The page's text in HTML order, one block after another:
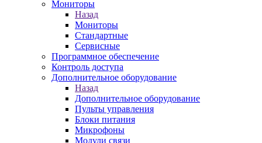
Мониторы
Назад
Мониторы
Стандартные
Сервисные
Программное обеспечение
Контроль доступа
Дополнительное оборудование
Назад
Дополнительное оборудование
Пульты управления
Блоки питания
Микрофоны
Модули связи